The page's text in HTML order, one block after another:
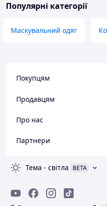
Популярні категорії
Маскувальний одяг
Покупцям
Продавцям
Про нас
Партнери
Тема - світла BETA